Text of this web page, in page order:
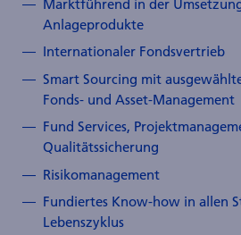
Anlageprodukte
Internationaler Fondsvertrieb
Smart Sourcing mit
Fonds- und Asset-Management
Fund Services,
Qualitätssicherung
Risikomanagement
Fundiertes Know-how in allen
Lebenszyklus